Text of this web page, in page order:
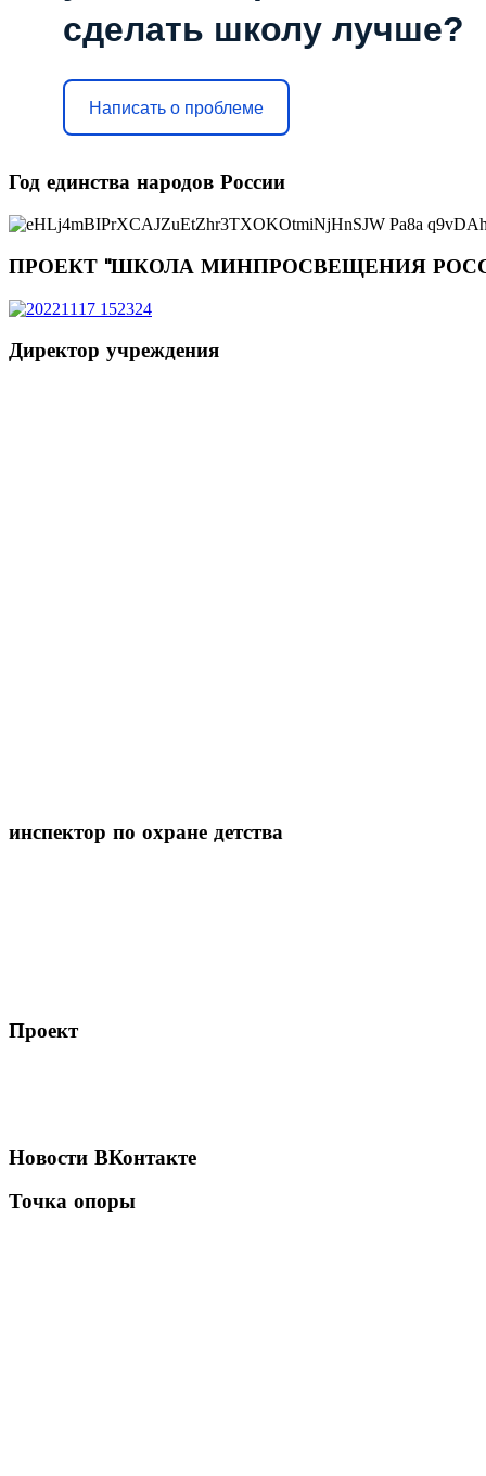
сделать школу лучше?
Написать о проблеме
Год единства народов России
ПРОЕКТ "ШКОЛА МИНПРОСВЕЩЕНИЯ
Директор учреждения
инспектор по охране детства
Проект
Новости ВКонтакте
Точка опоры